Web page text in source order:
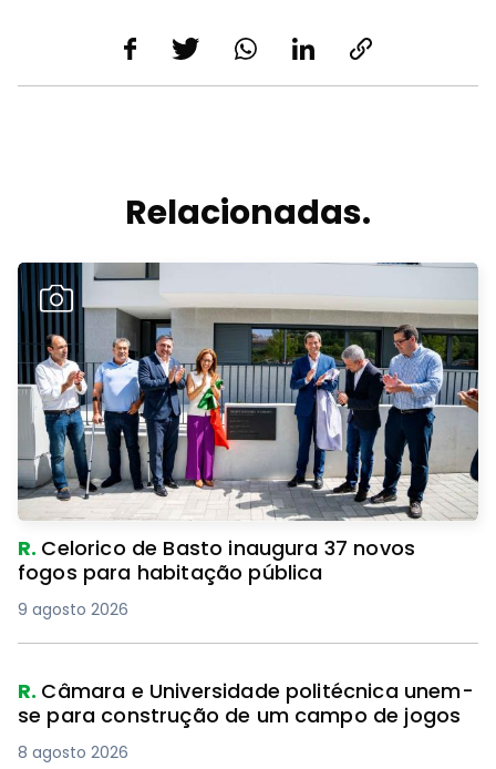
Relacionadas.
R. Celorico de Basto inaugura 37 novos
fogos para habitação pública
9 agosto 2026
R. Câmara e Universidade politécnica unem-
se para construção de um campo de jogos
8 agosto 2026